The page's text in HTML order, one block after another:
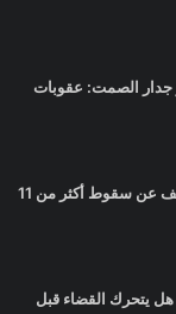
الصمت: عقوبات
مجزرة في الجنوب: مصادر تكشف عن سقوط أكثر من 11
هل يتحرك القضاء قبل